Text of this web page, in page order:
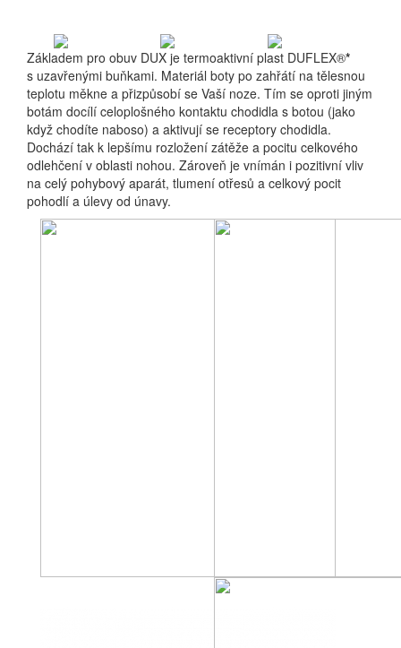
Základem pro obuv DUX je termoaktivní plast DUFLEX®*
s uzavřenými buňkami. Materiál boty po zahřátí na tělesnou
teplotu měkne a přizpůsobí se Vaší noze. Tím se oproti jiným
botám docílí celoplošného kontaktu chodidla s botou (jako
když chodíte naboso) a aktivují se receptory chodidla.
Dochází tak k lepšímu rozložení zátěže a pocitu celkového
odlehčení v oblasti nohou. Zároveň je vnímán i pozitivní vliv
na celý pohybový aparát, tlumení otřesů a celkový pocit
pohodlí a úlevy od únavy.